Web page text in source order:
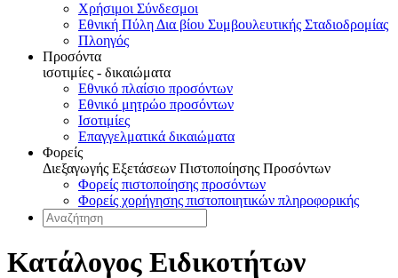
Χρήσιμοι Σύνδεσμοι
Εθνική Πύλη Δια βίου Συμβουλευτικής Σταδιοδρομίας
Πλοηγός
Προσόντα
ισοτιμίες - δικαιώματα
Εθνικό πλαίσιο προσόντων
Εθνικό μητρώο προσόντων
Ισοτιμίες
Επαγγελματικά δικαιώματα
Φορείς
Διεξαγωγής Εξετάσεων Πιστοποίησης Προσόντων
Φορείς πιστοποίησης προσόντων
Φορείς χορήγησης πιστοποιητικών πληροφορικής
Κατάλογος Ειδικοτήτων